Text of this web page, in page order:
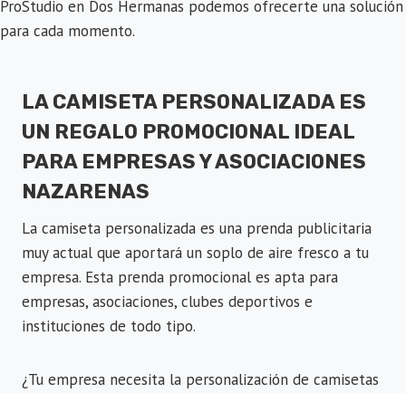
ProStudio en Dos Hermanas podemos ofrecerte una solución
para cada momento.
LA CAMISETA PERSONALIZADA ES
UN REGALO PROMOCIONAL IDEAL
PARA EMPRESAS Y ASOCIACIONES
NAZARENAS
La camiseta personalizada es una prenda publicitaria
muy actual que aportará un soplo de aire fresco a tu
empresa. Esta prenda promocional es apta para
empresas, asociaciones, clubes deportivos e
instituciones de todo tipo.
¿Tu empresa necesita la personalización de camisetas